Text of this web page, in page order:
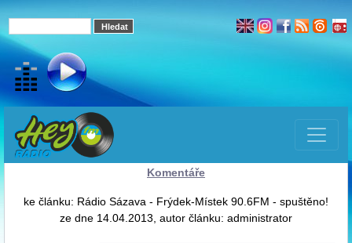
Komentáře
ke článku: Rádio Sázava - Frýdek-Místek 90.6FM - spuštěno!
ze dne 14.04.2013, autor článku: administrator